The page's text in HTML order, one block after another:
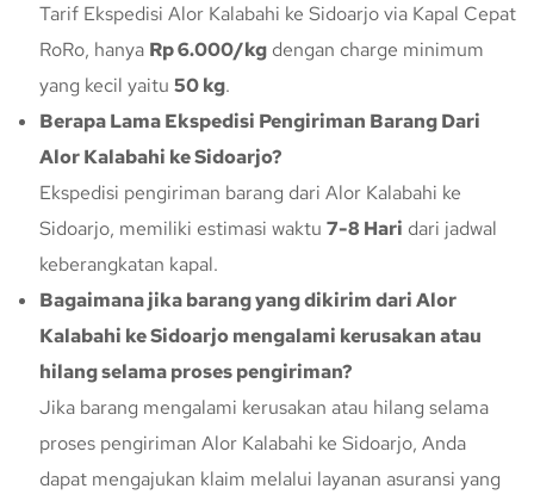
Tarif Ekspedisi Alor Kalabahi ke Sidoarjo via Kapal Cepat
RoRo, hanya Rp 6.000/kg dengan charge minimum
yang kecil yaitu 50 kg.
Berapa Lama Ekspedisi Pengiriman Barang Dari
Alor Kalabahi ke Sidoarjo?
Ekspedisi pengiriman barang dari Alor Kalabahi ke
Sidoarjo, memiliki estimasi waktu 7-8 Hari dari jadwal
keberangkatan kapal.
Bagaimana jika barang yang dikirim dari Alor
Kalabahi ke Sidoarjo mengalami kerusakan atau
hilang selama proses pengiriman?
Jika barang mengalami kerusakan atau hilang selama
proses pengiriman Alor Kalabahi ke Sidoarjo, Anda
dapat mengajukan klaim melalui layanan asuransi yang